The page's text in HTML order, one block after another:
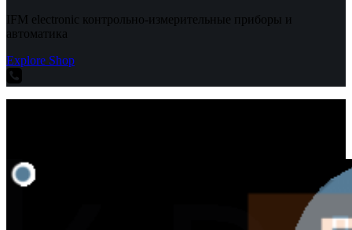
IFM electronic контрольно-измерительные приборы и
автоматика
Explore Shop